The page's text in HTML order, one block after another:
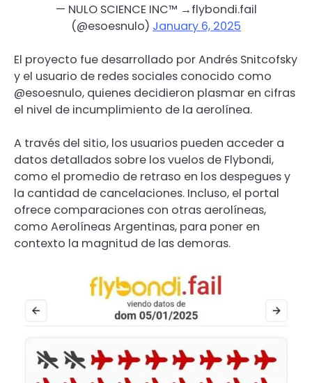
— NULO SCIENCE INC™ →flybondi.fail
(@esoesnulo) January 6, 2025
El proyecto fue desarrollado por Andrés Snitcofsky
y el usuario de redes sociales conocido como
@esoesnulo, quienes decidieron plasmar en cifras
el nivel de incumplimiento de la aerolínea.
A través del sitio, los usuarios pueden acceder a
datos detallados sobre los vuelos de Flybondi,
como el promedio de retraso en los despegues y
la cantidad de cancelaciones. Incluso, el portal
ofrece comparaciones con otras aerolíneas,
como Aerolíneas Argentinas, para poner en
contexto la magnitud de las demoras.